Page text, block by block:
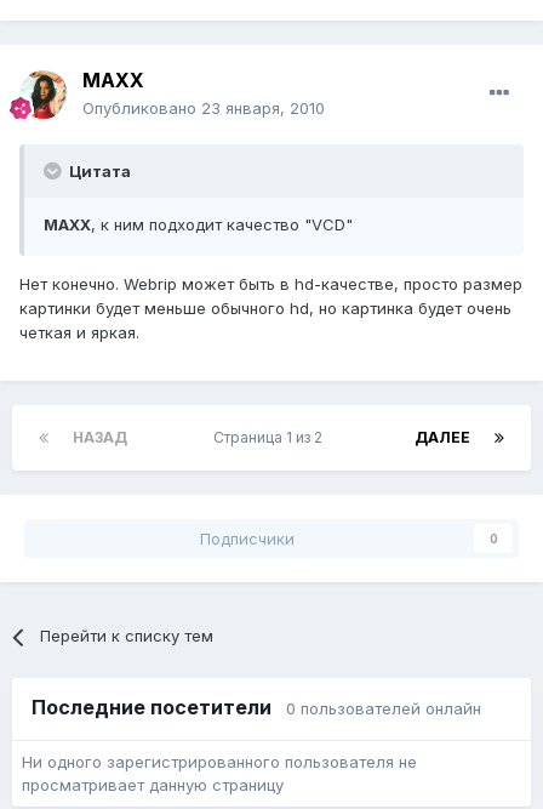
MAXX
Опубликовано 23 января, 2010
Цитата
MAXX, к ним подходит качество "VCD"
Нет конечно. Webrip может быть в hd-качестве, просто размер
картинки будет меньше обычного hd, но картинка будет очень
четкая и яркая.
НАЗАД ДАЛЕЕ
Страница 1 из 2
Подписчики 0
Перейти к списку тем
Последние посетители 0 пользователей онлайн
Ни одного зарегистрированного пользователя не
просматривает данную страницу